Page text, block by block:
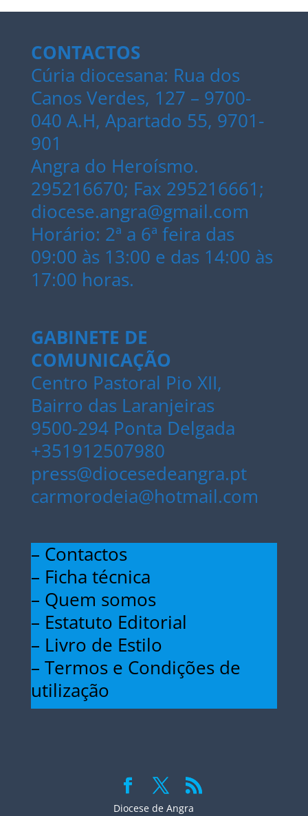
CONTACTOS
Cúria diocesana: Rua dos
Canos Verdes, 127 – 9700-
040 A.H, Apartado 55, 9701-
901
Angra do Heroísmo.
295216670; Fax 295216661;
diocese.angra@gmail.com
Horário: 2ª a 6ª feira das
09:00 às 13:00 e das 14:00 às
17:00 horas.
GABINETE DE
COMUNICAÇÃO
Centro Pastoral Pio XII,
Bairro das Laranjeiras
9500-294 Ponta Delgada
+351912507980
press@diocesedeangra.pt
carmorodeia@hotmail.com
– Contactos
– Ficha técnica
– Quem somos
– Estatuto Editorial
– Livro de Estilo
– Termos e Condições de
utilização
Diocese de Angra